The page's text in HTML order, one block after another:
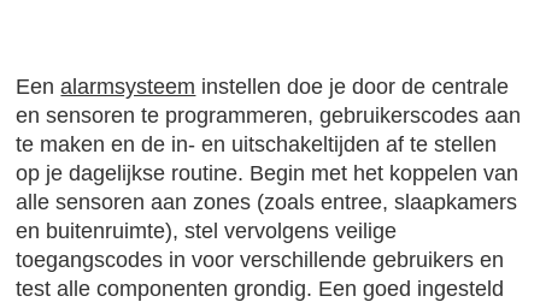
Eenalarmsysteem instellen doe je door de centrale
en sensoren te programmeren, gebruikerscodes aan
te maken en de in- en uitschakeltijden af te stellen
op je dagelijkse routine. Begin met het koppelen van
alle sensoren aan zones (zoals entree, slaapkamers
en buitenruimte), stel vervolgens veilige
toegangscodes in voor verschillende gebruikers en
test alle componenten grondig. Een goed ingesteld